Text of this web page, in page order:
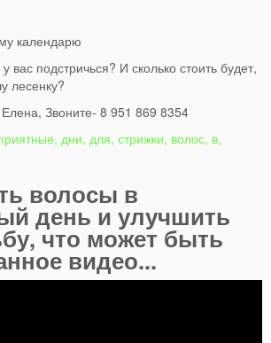
календарю
вас подстричься? И сколько стоить будет,
лесенку?
Звоните- 8 951 869 8354
дни, для, стрижки, волос, в,
волосы в
день и улучшить
что может быть
видео...